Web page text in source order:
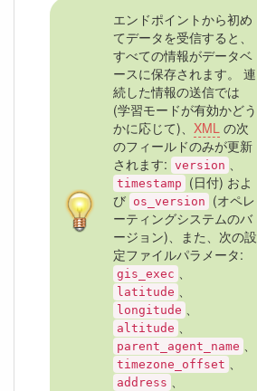
エンドポイントから初め
てデータを受信すると、
すべての情報がデータベ
ースに保存されます。 連
続した情報の送信では
(学習モードが有効かどう
かに応じて)、 XML の次
のフィールドのみが更新
されます: version 、
timestamp (日付) およ
び os_version (オペレ
ーティングシステムのバ
ージョン)、また、次の設
定ファイルパラメータ:
gis_exec 、
latitude 、
longitude 、
altitude 、
parent_agent_name 、
timezone_offset 、
address 、